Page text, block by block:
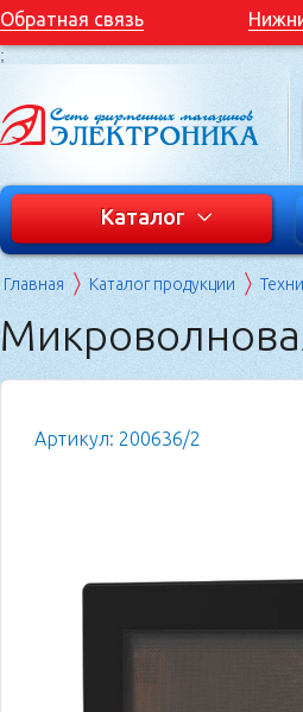
Обратная связь
;
Каталог
Главная Каталог продукции
Артикул: 200636/2